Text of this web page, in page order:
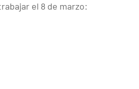
el 8 de marzo: